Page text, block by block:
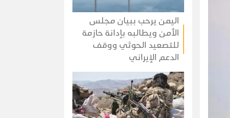
اليمن يرحب ببيان مجلس
الأمن ويطالبه بإدانة حازمة
للتصعيد الحوثي ووقف
الدعم الإيراني